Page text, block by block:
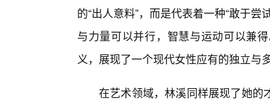
的“出人意料”，而是代表着一种“敢于
与力量可以并行，智慧与运动可以兼
义，展现了一个现代女性应有的独立与
在艺术领域，林溪同样展现了她的